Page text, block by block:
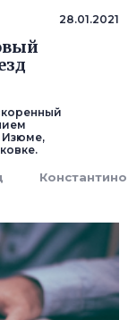
28.01.2021
Изюме,